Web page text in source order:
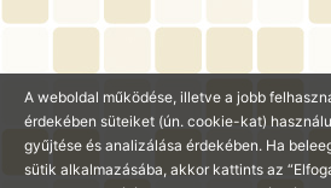
2024. július
2024. május
2024. április
2024. március
A weboldal működése, illetve a jobb
érdekében süteiket (ún. cookie-kat)
gyűjtése és analizálása érdekében. Ha
sütik alkalmazásába, akkor kattints az